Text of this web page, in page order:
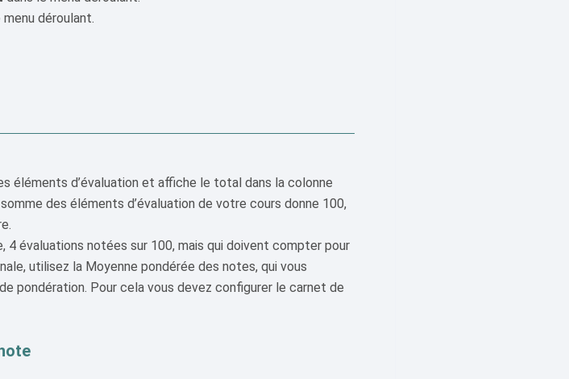
déroulant.
éléments d’évaluation et affiche le total dans la colonne
des éléments d’évaluation de votre cours donne 100,
4 évaluations notées sur 100, mais qui doivent compter pour
utilisez la Moyenne pondérée des notes, qui vous
pondération. Pour cela vous devez configurer le carnet de